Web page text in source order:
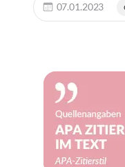
07.01.2023